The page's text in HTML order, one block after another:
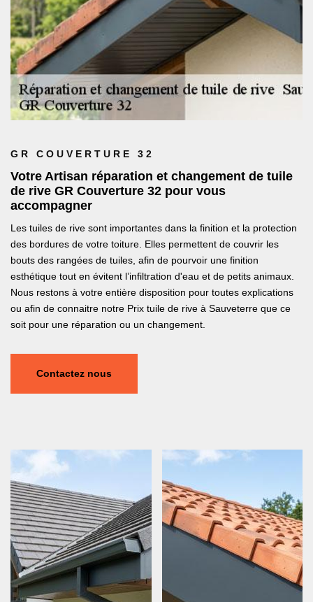
GR COUVERTURE 32
Votre Artisan réparation et changement de tuile
de rive GR Couverture 32 pour vous
accompagner
Les tuiles de rive sont importantes dans la finition et la protection
des bordures de votre toiture. Elles permettent de couvrir les
bouts des rangées de tuiles, afin de pourvoir une finition
esthétique tout en évitent l’infiltration d'eau et de petits animaux.
Nous restons à votre entière disposition pour toutes explications
ou afin de connaitre notre Prix tuile de rive à Sauveterre que ce
soit pour une réparation ou un changement.
Contactez nous